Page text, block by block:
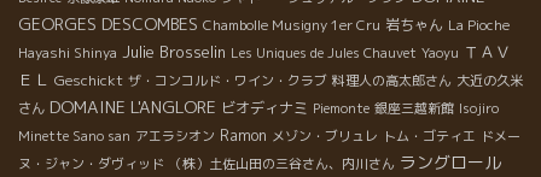
GEORGES DESCOMBES Chambolle Musigny 1er Cru 岩ちゃん La Pioche
Hayashi Shinya Julie Brosselin Les Uniques de Jules Chauvet Yaoyu ＴＡＶ
ＥＬ Geschickt ザ・コンコルド・ワイン・クラブ 料理人の高太郎さん 大近の久米
さん DOMAINE L'ANGLORE ビオディナミ Piemonte 銀座三越新館 Isojiro
Minette Sano san アエラシオン Ramon メゾン・ブリュレ トム・ゴティエ ドメー
ヌ・ジャン・ダヴィッド
（株）土佐山田の三谷さん、内川さん ラングロール